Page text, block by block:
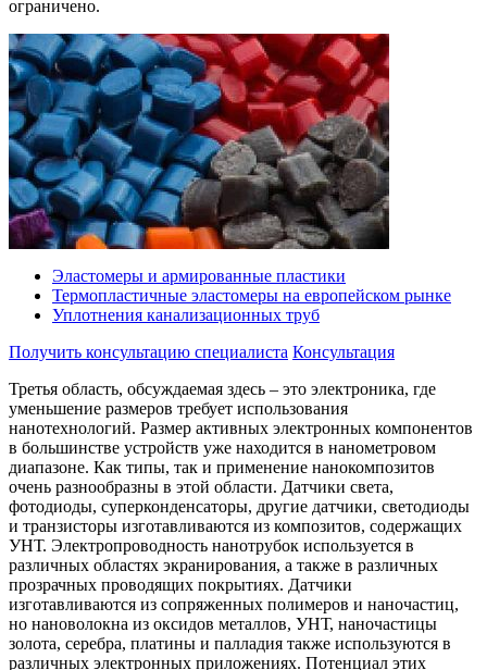
ограничено.
Эластомеры и армированные пластики
Термопластичные эластомеры на европейском рынке
Уплотнения канализационных труб
Получить консультацию специалиста Консультация
Третья область, обсуждаемая здесь – это электроника, где
уменьшение размеров требует использования
нанотехнологий. Размер активных электронных компонентов
в большинстве устройств уже находится в нанометровом
диапазоне. Как типы, так и применение нанокомпозитов
очень разнообразны в этой области. Датчики света,
фотодиоды, суперконденсаторы, другие датчики, светодиоды
и транзисторы изготавливаются из композитов, содержащих
УНТ. Электропроводность нанотрубок используется в
различных областях экранирования, а также в различных
прозрачных проводящих покрытиях. Датчики
изготавливаются из сопряженных полимеров и наночастиц,
но нановолокна из оксидов металлов, УНТ, наночастицы
золота, серебра, платины и палладия также используются в
различных электронных приложениях. Потенциал этих